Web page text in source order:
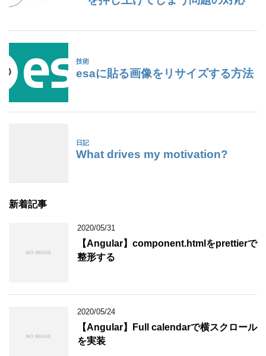
新着記事
2020/05/31
【Angular】component.htmlをprettierで
整形する
2020/05/24
【Angular】Full calendarで横スクロール
を実装